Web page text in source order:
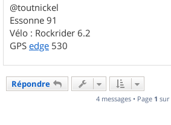
@toutnickel
Essonne 91
Vélo : Rockrider 6.2
GPS edge 530
Répondre
4 messages • Page 1 sur